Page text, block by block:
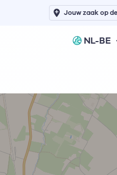
NL-BE
Jouw zaak op